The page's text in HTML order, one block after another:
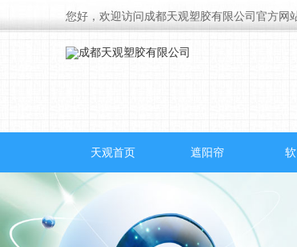
您好，欢迎访问成都天观塑胶有限公司官方网
天观首页 遮阳帘